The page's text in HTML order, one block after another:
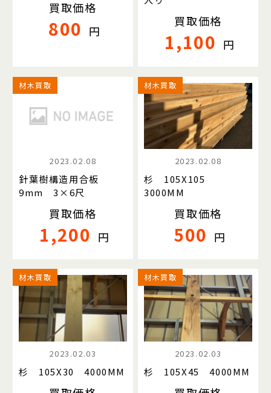
買取価格
800 円
買取価格
1,100 円
材木買取
2023.02.08
針葉樹構造用合板
9mm 3×6尺
買取価格
1,200 円
材木買取
2023.02.08
杉 105X105
3000MM
買取価格
500 円
材木買取
2023.02.03
杉 105X30 4000MM
材木買取
2023.02.03
杉 105X45 4000MM